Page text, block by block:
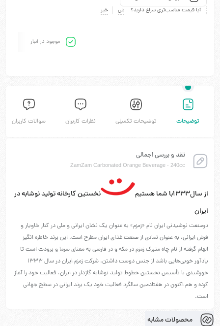
آیا قیمت مناسب‌تری سراغ دارید؟ بلی خیر
موجود در انبار
توضیحات توضیحات تکمیلی نظرات کاربران سوالات کاربران
نقد و بررسی اجمالی
ZamZam Carbonated Orange Beverage - 240cc
از سال۱۳۳۳با شما هستیم
نخستین کارخانه تولید نوشابه در
ایران
درصنعت نوشیدنی ایران نام «زمزم» به عنوان یک نشان ایرانی و ملی در کنار خاویار و
فرش ایرانی، به عنوان نمادی از صنعت غذای ایران مطرح است. این برند خاطره انگیز
الهام گرفته از نام چاه متبرک زمزم در مکه و در فارسی به معنای سرما و برودت است تا
یادآور خوبی‌هایی باشد از جنس دوست داشتن. شرکت زمزم ایران در سال ۱۳۳۳
خورشیدی با تأسیس نخستین خطوط تولید نوشابه گازدار در ایران، فعالیت خود را آغاز
کرده و هم اکنون در هفتادمین سالگرد فعالیت خود یک برند ایرانی در سطح جهانی
است.
محصولات مشابه